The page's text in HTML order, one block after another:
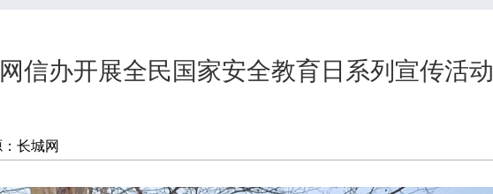
信办开展全民国家安全教育日系列宣传活动
长城网